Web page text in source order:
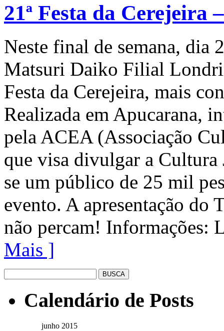
21ª Festa da Cerejeira
Neste final de semana,
Matsuri Daiko Filial
Festa da Cerejeira, mais
Realizada em Apucarana,
pela ACEA (Associação
que visa divulgar a
se um público de 25 mil
evento. A apresentação do
não percam! Informações:
Mais ]
Calendário de Posts
junho 2015